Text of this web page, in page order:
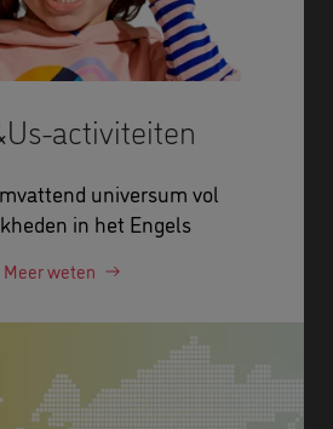
activiteiten
universum vol
in het Engels
Meer weten